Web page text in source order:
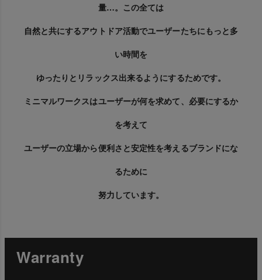
量…。この全ては
自然と共にするアウトドア活動でユーザーたちにもっと多
い時間を
ゆったりとリラックス出来るようにするためです。
ミニマルワークスはユーザーが何を求めて、必要にするか
を考えて
ユーザーの立場から便利さと安定性を考えるブランドにな
るために
努力しています。
Warranty